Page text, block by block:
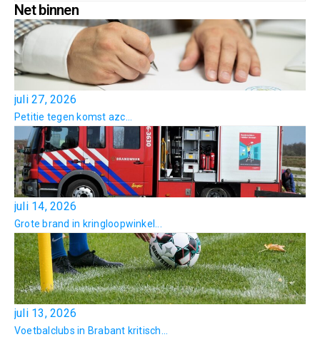
Net binnen
juli 27, 2026
Petitie tegen komst azc...
juli 14, 2026
Grote brand in kringloopwinkel...
juli 13, 2026
Voetbalclubs in Brabant kritisch...